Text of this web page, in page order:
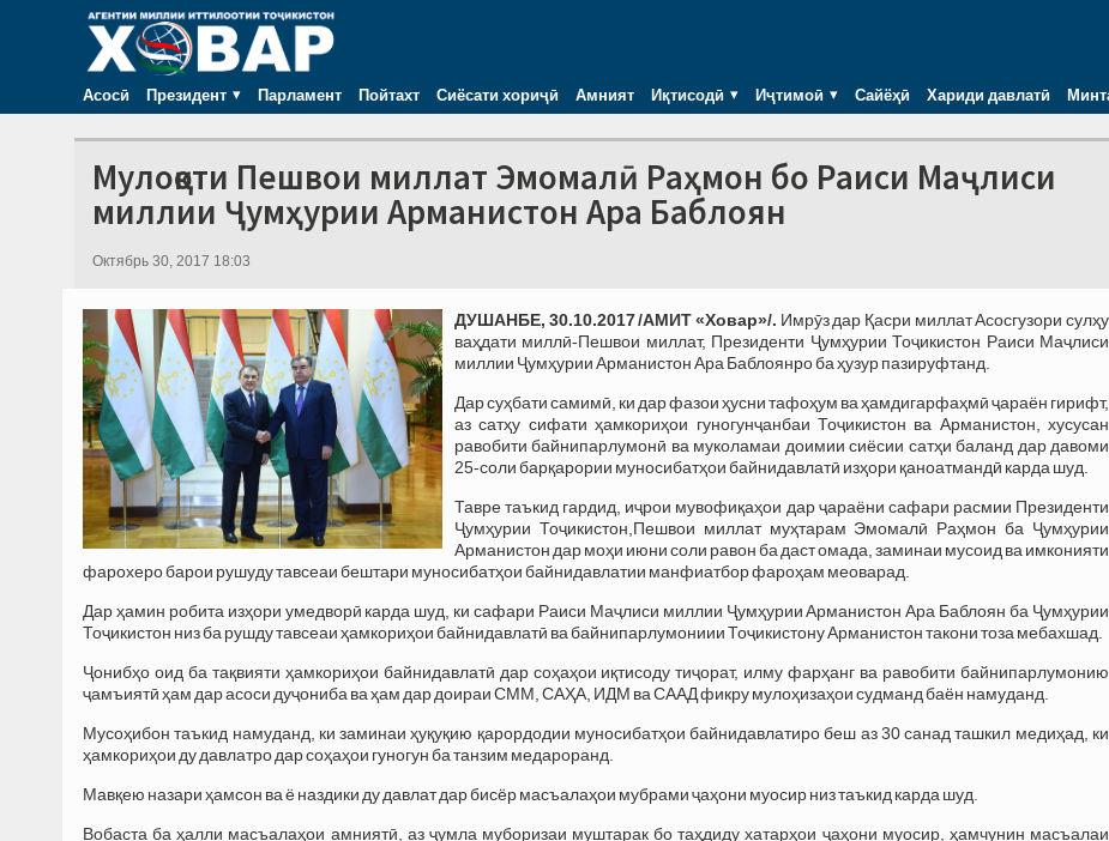
Асосӣ Президент Парламент Пойтахт Сиёсати хориҷӣ Амният Иқтисодӣ Иҷтимоӣ Сайёҳӣ Хариди давлатӣ
Мулоқоти Пешвои миллат Эмомалӣ Раҳмон бо Раиси Маҷлиси
миллии Ҷумҳурии Арманистон Ара Баблоян
Октябрь 30, 2017 18:03
ДУШАНБЕ, 30.10.2017 /АМИТ «Ховар»/. Имрӯз дар Қасри миллат Асосгузори сулҳу
ваҳдати миллӣ-Пешвои миллат, Президенти Ҷумҳурии Тоҷикистон Раиси Маҷлиси
миллии Ҷумҳурии Арманистон Ара Баблоянро ба ҳузур пазируфтанд.
Дар суҳбати самимӣ, ки дар фазои ҳусни тафоҳум ва ҳамдигарфаҳмӣ ҷараён гирифт,
аз сатҳу сифати ҳамкориҳои гуногунҷанбаи Тоҷикистон ва Арманистон, хусусан
равобити байнипарлумонӣ ва муколамаи доимии сиёсии сатҳи баланд дар давоми
25-соли барқарории муносибатҳои байнидавлатӣ изҳори қаноатмандӣ карда шуд.
Тавре таъкид гардид, иҷрои мувофиқаҳои дар ҷараёни сафари расмии Президенти
Ҷумҳурии Тоҷикистон,Пешвои миллат муҳтарам Эмомалӣ Раҳмон ба Ҷумҳурии
Арманистон дар моҳи июни соли равон ба даст омада, заминаи мусоид ва имконияти
фарохеро барои рушуду тавсеаи бештари муносибатҳои байнидавлатии манфиатбор фароҳам меоварад.
Дар ҳамин робита изҳори умедворӣ карда шуд, ки сафари Раиси Маҷлиси миллии Ҷумҳурии Арманистон Ара Баблоян ба Ҷумҳурии
Тоҷикистон низ ба рушду тавсеаи ҳамкориҳои байнидавлатӣ ва байнипарлумониии Тоҷикистону Арманистон такони тоза мебахшад.
Ҷонибҳо оид ба тақвияти ҳамкориҳои байнидавлатӣ дар соҳаҳои иқтисоду тиҷорат, илму фарҳанг ва равобити байнипарлумонию
ҷамъиятӣ ҳам дар асоси дуҷониба ва ҳам дар доираи СММ, САҲА, ИДМ ва СААД фикру мулоҳизаҳои судманд баён намуданд.
Мусоҳибон таъкид намуданд, ки заминаи ҳуқуқию қарордодии муносибатҳои байнидавлатиро беш аз 30 санад ташкил медиҳад, ки
ҳамкориҳои ду давлатро дар соҳаҳои гуногун ба танзим медароранд.
Мавқею назари ҳамсон ва ё наздики ду давлат дар бисёр масъалаҳои мубрами ҷаҳони муосир низ таъкид карда шуд.
Вобаста ба ҳалли масъалаҳои амниятӣ, аз ҷумла муборизаи муштарак бо таҳдиду хатарҳои ҷаҳони муосир, ҳамчунин масъалаи